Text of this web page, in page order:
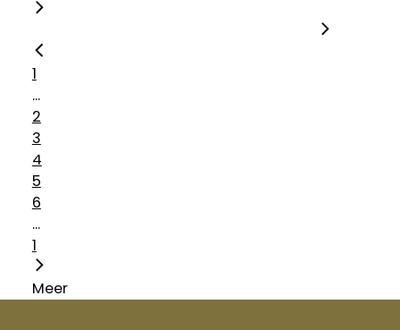
1
...
2
3
4
5
6
...
1
Meer